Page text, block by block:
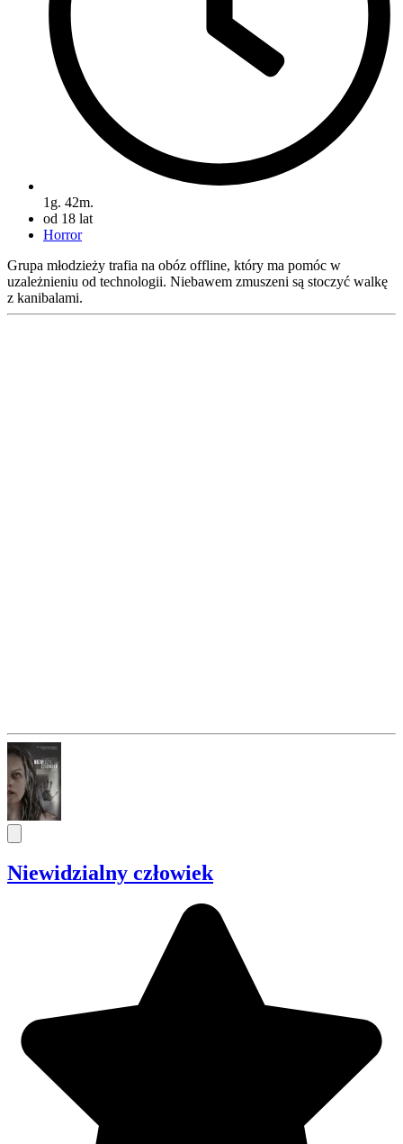
1g. 42m.
od 18 lat
Horror
Grupa młodzieży trafia na obóz offline, który ma pomóc w
uzależnieniu od technologii. Niebawem zmuszeni są stoczyć walkę
z kanibalami.
Niewidzialny człowiek